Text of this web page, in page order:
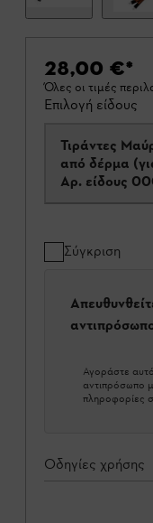
28,00 €*
Όλες οι τιμές
Επιλογή είδους
Τιράντες
από δέρμα
Αρ. είδους
Σύγκριση
Αγοράστε
αντιπρόσωπο
πληροφορίες
Οδηγίες χρήσης